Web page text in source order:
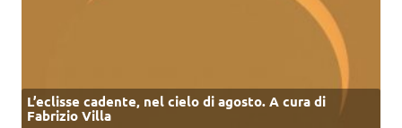
L’eclisse cadente, nel cielo di agosto. A cura di
Fabrizio Villa